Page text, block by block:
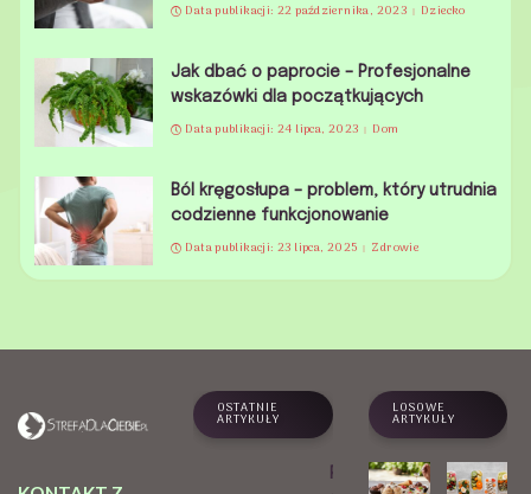
Data publikacji: 22 października, 2023 Dziecko
Jak dbać o paprocie – Profesjonalne
wskazówki dla początkujących
Data publikacji: 24 lipca, 2023 Dom
Ból kręgosłupa – problem, który utrudnia
codzienne funkcjonowanie
Data publikacji: 23 lipca, 2025 Zdrowie
OSTATNIE
ARTYKUŁY
Praktyk
LOSOWE
ARTYKUŁY